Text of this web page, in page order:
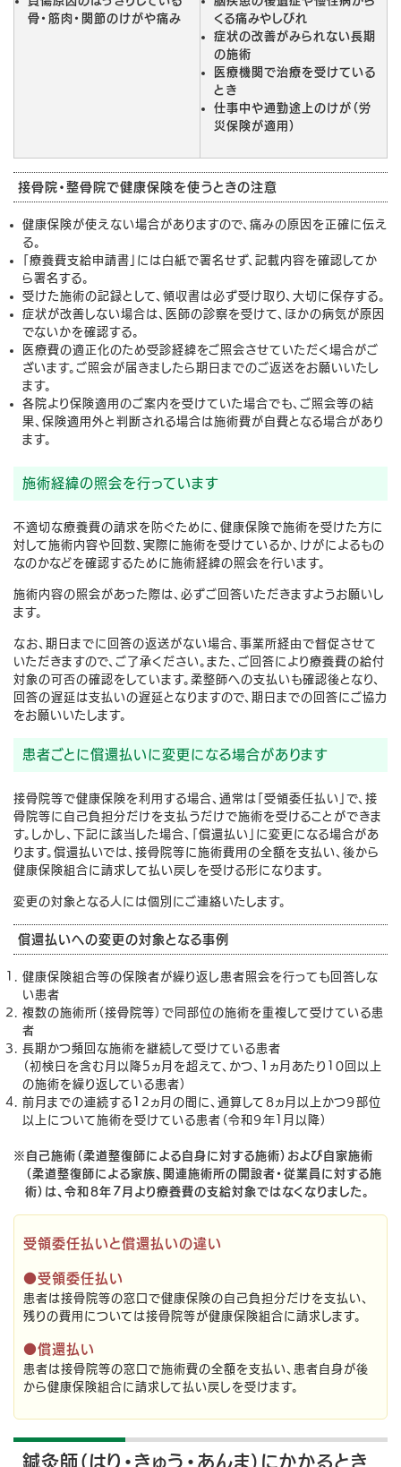
骨・筋肉・関節のけがや痛み
くる痛みやしびれ
症状の改善がみられない長期
の施術
医療機関で治療を受けている
とき
仕事中や通勤途上のけが（労
災保険が適用）
接骨院・整骨院で健康保険を使うときの注意
健康保険が使えない場合がありますので、痛みの原因を正確に伝え
る。
「療養費支給申請書」には白紙で署名せず、記載内容を確認してか
ら署名する。
受けた施術の記録として、領収書は必ず受け取り、大切に保存する。
症状が改善しない場合は、医師の診察を受けて、ほかの病気が原因
でないかを確認する。
医療費の適正化のため受診経緯をご照会させていただく場合がご
ざいます。ご照会が届きましたら期日までのご返送をお願いいたし
ます。
各院より保険適用のご案内を受けていた場合でも、ご照会等の結
果、保険適用外と判断される場合は施術費が自費となる場合があり
ます。
施術経緯の照会を行っています
不適切な療養費の請求を防ぐために、健康保険で施術を受けた方に
対して施術内容や回数、実際に施術を受けているか、けがによるもの
なのかなどを確認するために施術経緯の照会を行います。
施術内容の照会があった際は、必ずご回答いただきますようお願いし
ます。
なお、期日までに回答の返送がない場合、事業所経由で督促させて
いただきますので、ご了承ください。また、ご回答により療養費の給付
対象の可否の確認をしています。柔整師への支払いも確認後となり、
回答の遅延は支払いの遅延となりますので、期日までの回答にご協力
をお願いいたします。
患者ごとに償還払いに変更になる場合があります
接骨院等で健康保険を利用する場合、通常は「受領委任払い」で、接
骨院等に自己負担分だけを支払うだけで施術を受けることができま
す。しかし、下記に該当した場合、「償還払い」に変更になる場合があ
ります。償還払いでは、接骨院等に施術費用の全額を支払い、後から
健康保険組合に請求して払い戻しを受ける形になります。
変更の対象となる人には個別にご連絡いたします。
償還払いへの変更の対象となる事例
健康保険組合等の保険者が繰り返し患者照会を行っても回答しな
い患者
複数の施術所（接骨院等）で同部位の施術を重複して受けている患
者
長期かつ頻回な施術を継続して受けている患者
（初検日を含む月以降5ヵ月を超えて、かつ、1ヵ月あたり10回以上
の施術を繰り返している患者）
前月までの連続する12ヵ月の間に、通算して８ヵ月以上かつ９部位
以上について施術を受けている患者（令和９年１月以降）
※自己施術（柔道整復師による自身に対する施術）および自家施術
（柔道整復師による家族、関連施術所の開設者・従業員に対する施
術）は、令和８年７月より療養費の支給対象ではなくなりました。
受領委任払いと償還払いの違い
●受領委任払い
患者は接骨院等の窓口で健康保険の自己負担分だけを支払い、
残りの費用については接骨院等が健康保険組合に請求します。
●償還払い
患者は接骨院等の窓口で施術費の全額を支払い、患者自身が後
から健康保険組合に請求して払い戻しを受けます。
鍼灸師（はり・きゅう・あんま）にかかるとき